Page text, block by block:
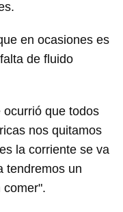
en ocasiones es
de fluido
que todos
nos quitamos
la corriente se va
tendremos un
comer".